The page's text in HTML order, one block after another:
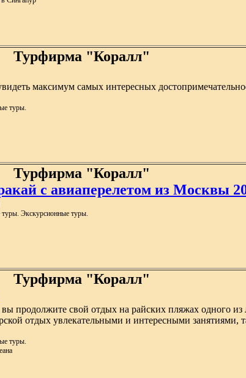
Турфирма "Коралл"
максимум самых интересных
туры.
Турфирма "Коралл"
с авиаперелетом из Москвы
Экскурсионные туры.
Турфирма "Коралл"
продолжите свой отдых на райских пляжах одного
отдых увлекательными и интересными
туры.